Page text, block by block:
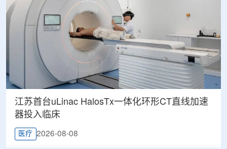
江苏首台uLinac HalosTx一体化环形CT直线加速
器投入临床
医疗 2026-08-08